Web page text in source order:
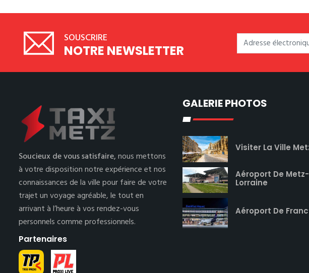
SOUSCRIRE
NOTRE NEWSLETTER
Soucieux de vous satisfaire,nous mettons
à votre disposition notre expérience et nos
connaissances de la ville pour faire de votre
trajet un voyage agréable, le tout en
arrivant à l’heure à vos rendez-vous
personnels comme professionnels.
Partenaires
GALERIE PHOTOS
Visiter La Ville
Aéroport De Metz-
Lorraine
Aéroport De